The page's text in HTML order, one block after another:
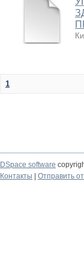
1
DSpace software
Контакты
Отправить